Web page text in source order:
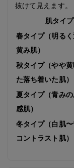
抜けて見えます。
肌タイプ
春タイプ（明る
黄み肌）
秋タイプ（やや
た落ち着いた肌）
夏タイプ（青み
感肌）
冬タイプ（白肌
コントラスト肌）